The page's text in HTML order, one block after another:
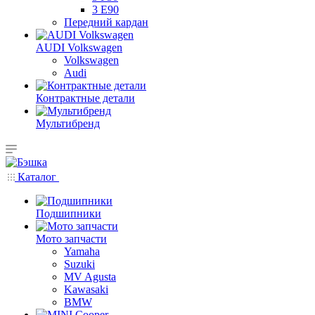
3 E90
Передний кардан
AUDI Volkswagen
Volkswagen
Audi
Контрактные детали
Мультибренд
Каталог
Подшипники
Мото запчасти
Yamaha
Suzuki
MV Agusta
Kawasaki
BMW